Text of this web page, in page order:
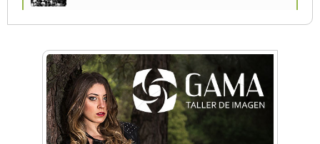
Mariana Croce: "Hoy las empresas necesitan
un asesoramiento integral para crecer con
seguridad"
Música, teatro, yoga, danza y mucho más:
Conocé todos los talleres para aprender y
disfrutar en la Zona Oeste